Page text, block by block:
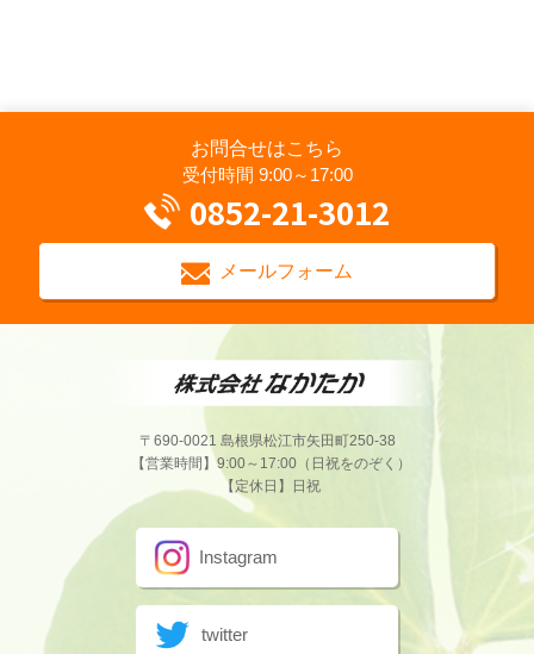
お問合せはこちら
受付時間 9:00～17:00
0852-21-3012
メールフォーム
〒690-0021 島根県松江市矢田町250-38
【営業時間】9:00～17:00（日祝をのぞく）
【定休日】日祝
Instagram
twitter